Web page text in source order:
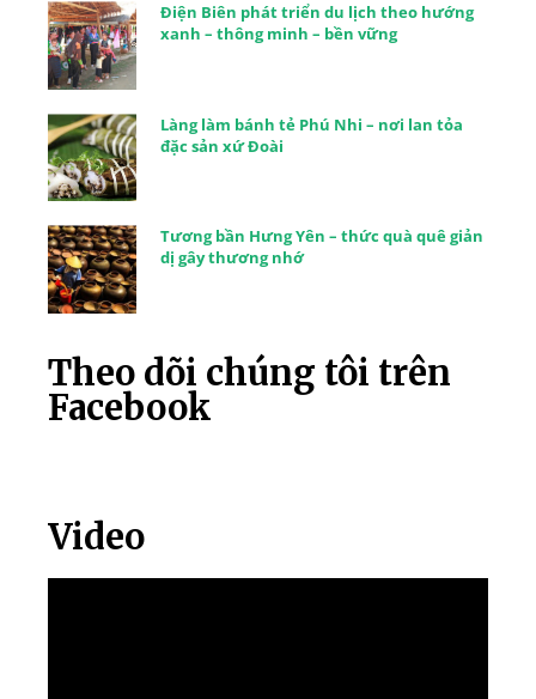
Điện Biên phát triển du lịch theo hướng
xanh – thông minh – bền vững
Làng làm bánh tẻ Phú Nhi – nơi lan tỏa
đặc sản xứ Đoài
Tương bần Hưng Yên – thức quà quê giản
dị gây thương nhớ
Theo dõi chúng tôi trên
Facebook
Video